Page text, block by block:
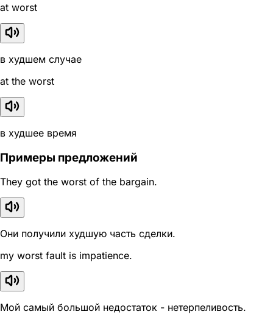
at worst
в худшем случае
at the worst
в худшее время
Примеры предложений
They got the worst of the bargain.
Они получили худшую часть сделки.
my worst fault is impatience.
Мой самый большой недостаток - нетерпеливость.